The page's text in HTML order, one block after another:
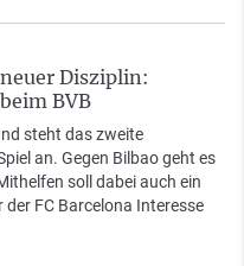
Disziplin:
BVB
steht das zweite
an. Gegen Bilbao geht es
soll dabei auch ein
der FC Barcelona Interesse